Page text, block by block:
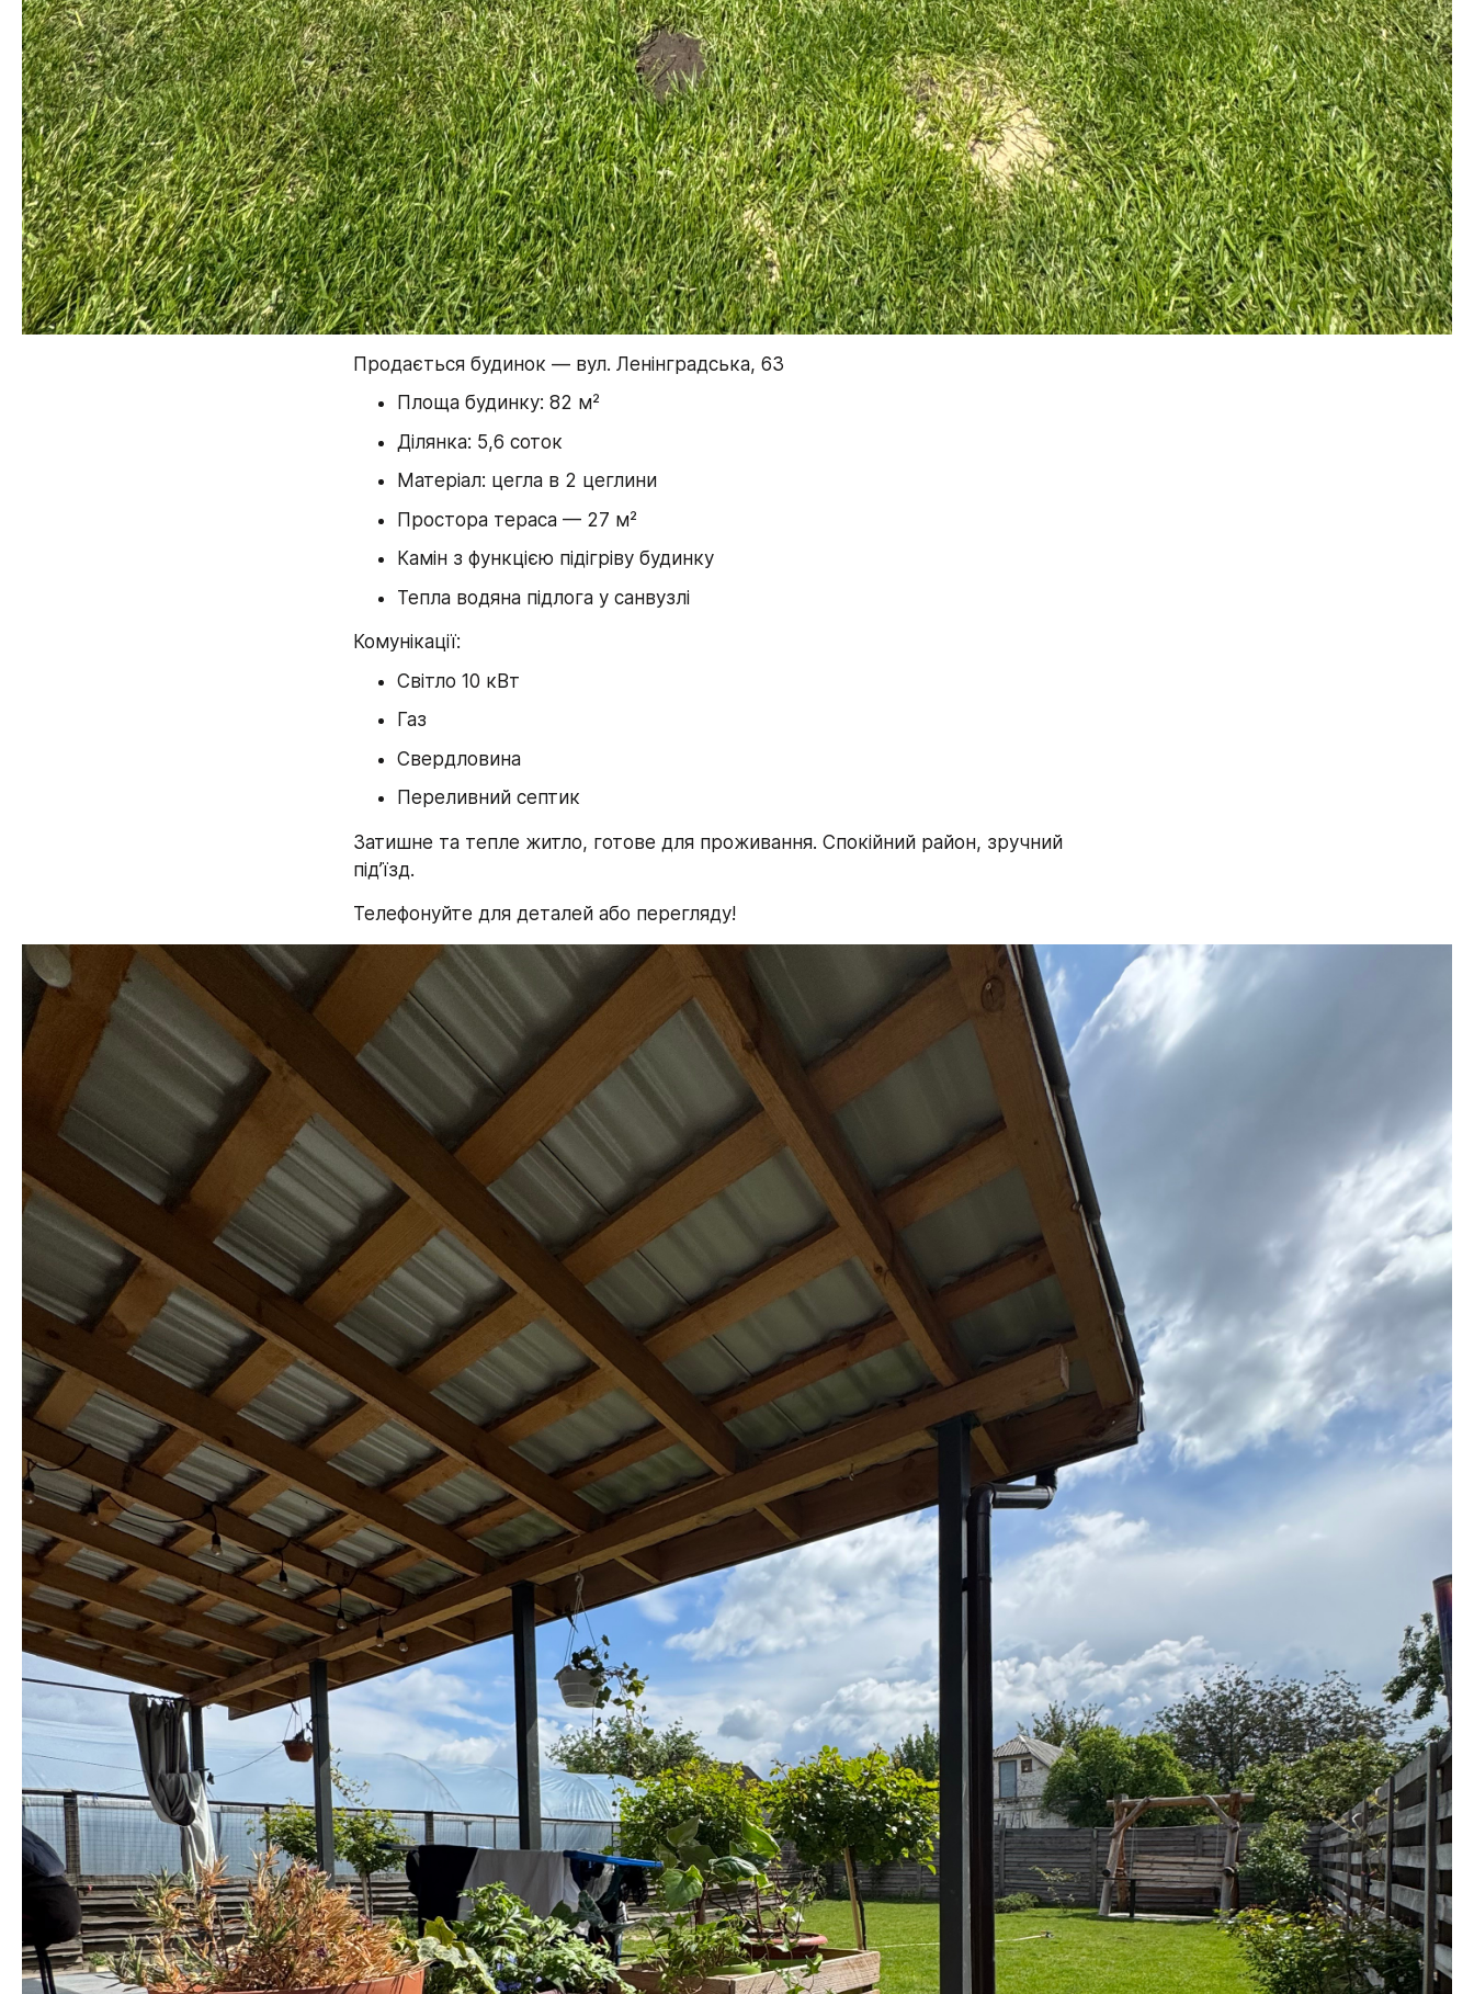
Продається будинок — вул. Ленінградська, 63
Площа будинку: 82 м²
Ділянка: 5,6 соток
Матеріал: цегла в 2 цеглини
Простора тераса — 27 м²
Камін з функцією підігріву будинку
Тепла водяна підлога у санвузлі
Комунікації:
Світло 10 кВт
Газ
Свердловина
Переливний септик
Затишне та тепле житло, готове для проживання. Спокійний район, зручний
під’їзд.
Телефонуйте для деталей або перегляду!